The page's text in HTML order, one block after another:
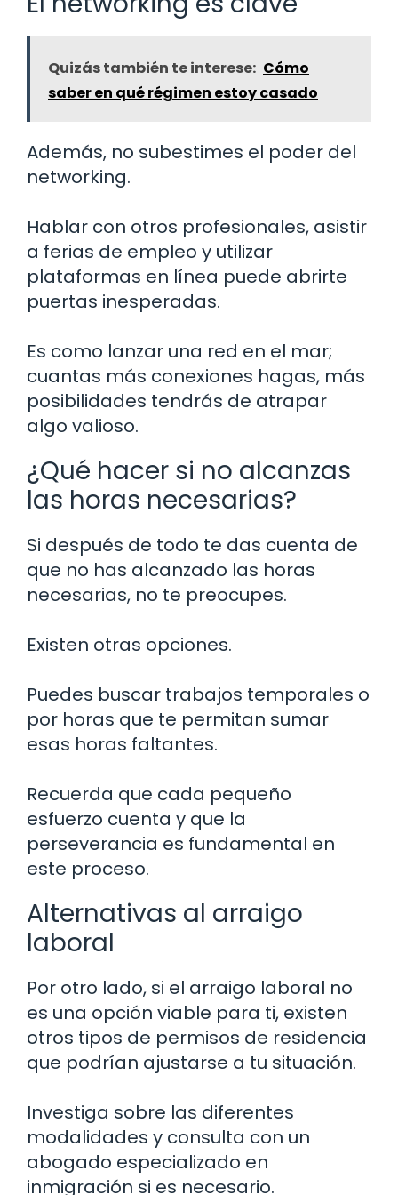
Quizás también te interese: Cómo
saber en qué régimen estoy casado
Además, no subestimes el poder del
networking.
Hablar con otros profesionales, asistir
a ferias de empleo y utilizar
plataformas en línea puede abrirte
puertas inesperadas.
Es como lanzar una red en el mar;
cuantas más conexiones hagas, más
posibilidades tendrás de atrapar
algo valioso.
¿Qué hacer si no alcanzas
las horas necesarias?
Si después de todo te das cuenta de
que no has alcanzado las horas
necesarias, no te preocupes.
Existen otras opciones.
Puedes buscar trabajos temporales o
por horas que te permitan sumar
esas horas faltantes.
Recuerda que cada pequeño
esfuerzo cuenta y que la
perseverancia es fundamental en
este proceso.
Alternativas al arraigo
laboral
Por otro lado, si el arraigo laboral no
es una opción viable para ti, existen
otros tipos de permisos de residencia
que podrían ajustarse a tu situación.
Investiga sobre las diferentes
modalidades y consulta con un
abogado especializado en
inmigración si es necesario.